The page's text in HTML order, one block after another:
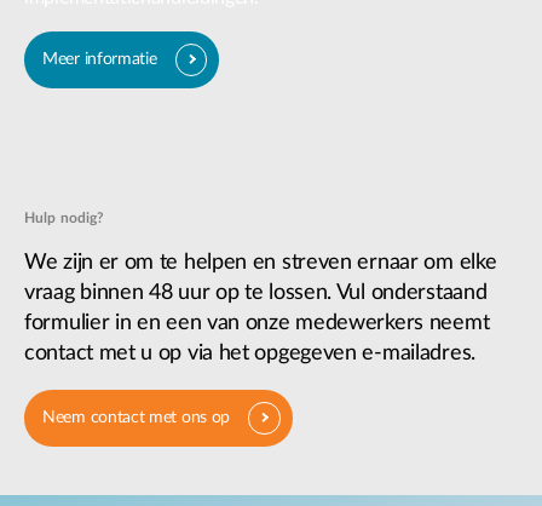
Meer informatie
Hulp nodig?
We zijn er om te helpen en streven ernaar om elke
vraag binnen 48 uur op te lossen. Vul onderstaand
formulier in en een van onze medewerkers neemt
contact met u op via het opgegeven e-mailadres.
Neem contact met ons op